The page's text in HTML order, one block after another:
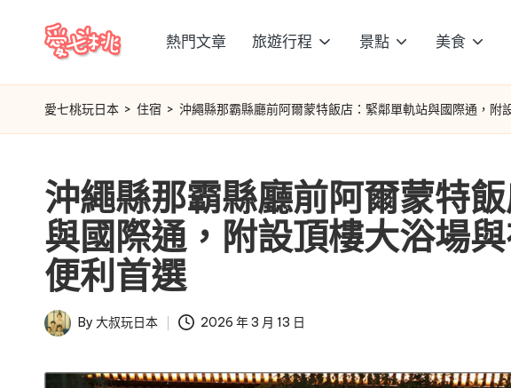
content愛
七
玩
日
本
熱門文章 旅遊行程 景點 美食
愛七桃玩日本 > 住宿 > 沖繩縣那霸縣廳前阿爾蒙特飯店：緊鄰單軌站與國際通，附
沖繩縣那霸縣廳前阿爾蒙特
與國際通，附設頂樓大浴場
便利首選
Posted
By 大叔玩日本 2026 年 3 月 13 日